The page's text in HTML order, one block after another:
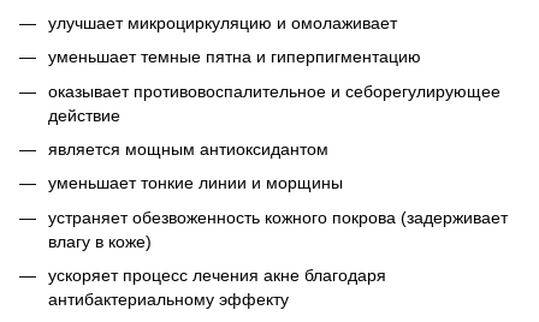
улучшает микроциркуляцию и омолаживает
уменьшает темные пятна и гиперпигментацию
оказывает противовоспалительное и себорегулирующее
действие
является мощным антиоксидантом
уменьшает тонкие линии и морщины
устраняет обезвоженность кожного покрова (задерживает
влагу в коже)
ускоряет процесс лечения акне благодаря
антибактериальному эффекту